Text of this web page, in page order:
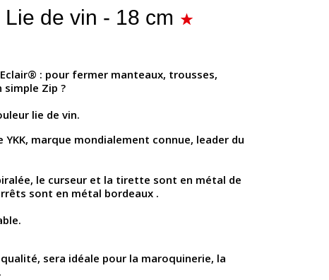
de vin - 18 cm
: pour fermer manteaux, trousses,
simple Zip ?
lie de vin.
marque mondialement connue, leader du
le curseur et la tirette sont en métal de
sont en métal bordeaux .
sera idéale pour la maroquinerie, la